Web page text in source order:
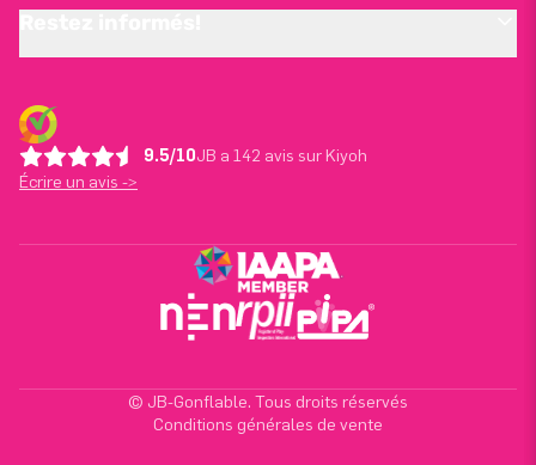
9.5/10JB a 142 avis sur Kiyoh
Écrire un avis ->
© JB-Gonflable. Tous droits réservés
Conditions générales de vente